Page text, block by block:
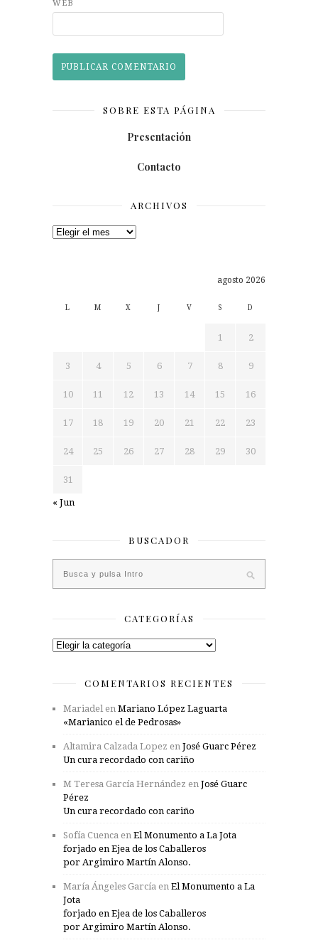
WEB
SOBRE ESTA PÁGINA
Presentación
Contacto
ARCHIVOS
Archivos
agosto 2026
L M X J V S D
1 2
3 4 5 6 7 8 9
10 11 12 13 14 15 16
17 18 19 20 21 22 23
24 25 26 27 28 29 30
31
« Jun
BUSCADOR
CATEGORÍAS
Categorías
COMENTARIOS RECIENTES
Mariadelen Mariano López Laguarta
«Marianico el de Pedrosas»
Altamira Calzada Lopez en José Guarc Pérez
Un cura recordado con cariño
M Teresa García Hernández en José Guarc
Pérez
Un cura recordado con cariño
Sofía Cuenca en El Monumento a La Jota
forjado en Ejea de los Caballeros
por Argimiro Martín Alonso.
María Ángeles García en El Monumento a La
Jota
forjado en Ejea de los Caballeros
por Argimiro Martín Alonso.